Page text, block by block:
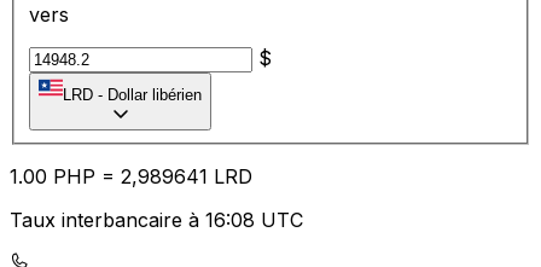
vers
$
LRD - Dollar libérien
1.00 PHP = 2,989641 LRD
Taux interbancaire à 16:08 UTC